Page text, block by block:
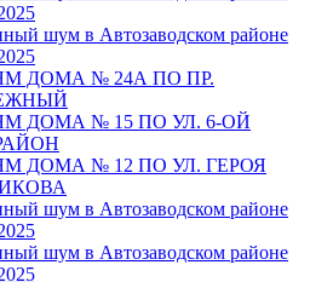
шум в Автозаводском районе
ДОМА № 24А ПО ПР.
ДОМА № 15 ПО УЛ. 6-ОЙ
ДОМА № 12 ПО УЛ. ГЕРОЯ
шум в Автозаводском районе
шум в Автозаводском районе